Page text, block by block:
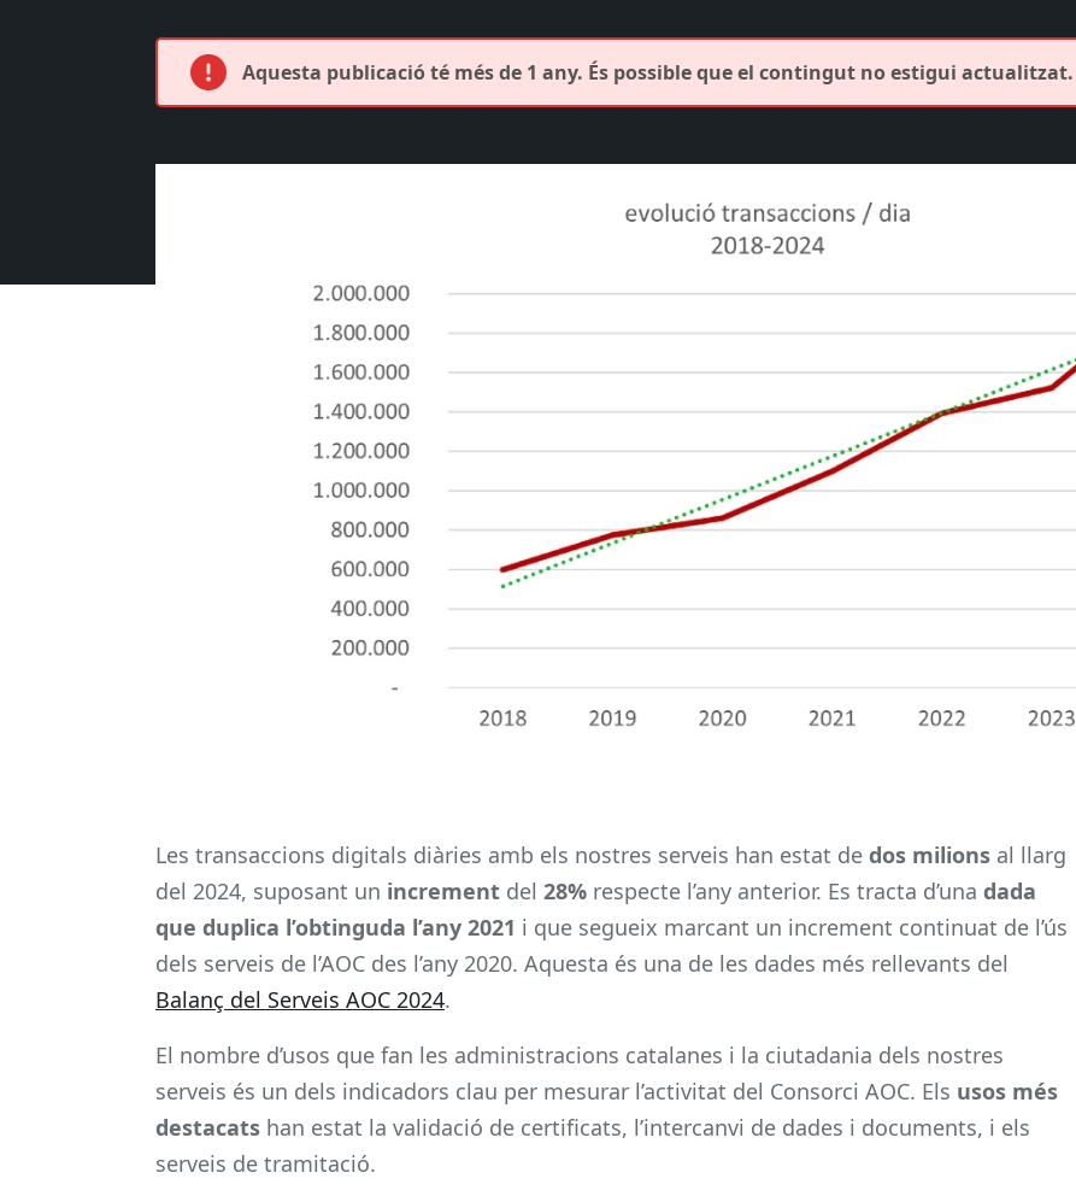
Aquesta publicació té més de 1 any. És possible que el contingut no estigui actualitzat.
Les transaccions digitals diàries amb els nostres serveis han estat de dos milions al llarg
del 2024, suposant un increment del 28% respecte l’any anterior. Es tracta d’una dada
que duplica l’obtinguda l’any 2021 i que segueix marcant un increment continuat de l’ús
dels serveis de l’AOC des l’any 2020. Aquesta és una de les dades més rellevants del
Balanç del Serveis AOC 2024.
El nombre d’usos que fan les administracions catalanes i la ciutadania dels nostres
serveis és un dels indicadors clau per mesurar l’activitat del Consorci AOC. Els usos més
destacats han estat la validació de certificats, l’intercanvi de dades i documents, i els
serveis de tramitació.